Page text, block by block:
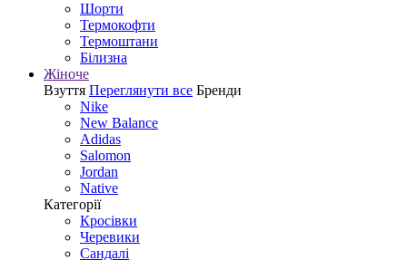
Шорти
Термокофти
Термоштани
Білизна
Жіноче
Взуття Переглянути все Бренди
Nike
New Balance
Adidas
Salomon
Jordan
Native
Категорії
Кросівки
Черевики
Сандалі